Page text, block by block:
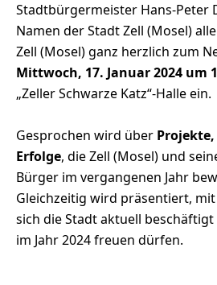
Stadtbürgermeister Hans-Peter
Namen der Stadt Zell (Mosel)
Zell (Mosel) ganz herzlich zum
Mittwoch, 17. Januar 2024 um
„Zeller Schwarze Katz“-Halle ein.
Gesprochen wird über
Erfolge, die Zell (Mosel) und
Bürger im vergangenen Jahr
Gleichzeitig wird präsentiert,
sich die Stadt aktuell
im Jahr 2024 freuen dürfen.